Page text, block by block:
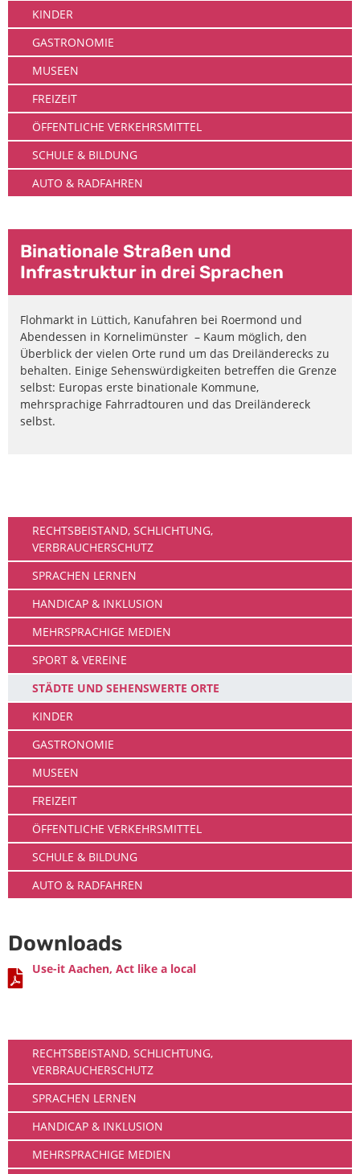
KINDER
GASTRONOMIE
MUSEEN
FREIZEIT
ÖFFENTLICHE VERKEHRSMITTEL
SCHULE & BILDUNG
AUTO & RADFAHREN
Binationale Straßen und
Infrastruktur in drei Sprachen
Flohmarkt in Lüttich, Kanufahren bei Roermond und
Abendessen in Kornelimünster – Kaum möglich, den
Überblick der vielen Orte rund um das Dreiländerecks zu
behalten. Einige Sehenswürdigkeiten betreffen die Grenze
selbst: Europas erste binationale Kommune,
mehrsprachige Fahrradtouren und das Dreiländereck
selbst.
RECHTSBEISTAND, SCHLICHTUNG,
VERBRAUCHERSCHUTZ
SPRACHEN LERNEN
HANDICAP & INKLUSION
MEHRSPRACHIGE MEDIEN
SPORT & VEREINE
STÄDTE UND SEHENSWERTE ORTE
KINDER
GASTRONOMIE
MUSEEN
FREIZEIT
ÖFFENTLICHE VERKEHRSMITTEL
SCHULE & BILDUNG
AUTO & RADFAHREN
Downloads
Use-it Aachen, Act like a local
RECHTSBEISTAND, SCHLICHTUNG,
VERBRAUCHERSCHUTZ
SPRACHEN LERNEN
HANDICAP & INKLUSION
MEHRSPRACHIGE MEDIEN